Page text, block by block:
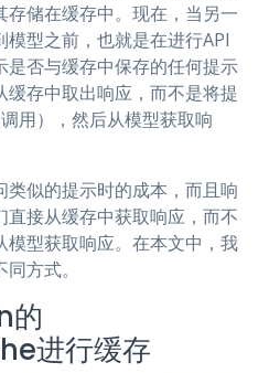
储在缓存中。现在，当另一
型之前，也就是在进行API
否与缓存中保存的任何提示
存中取出响应，而不是将提
用），然后从模型获取响
似的提示时的成本，而且响
接从缓存中获取响应，而不
模型获取响应。在本文中，我
方式。
的
进行缓存